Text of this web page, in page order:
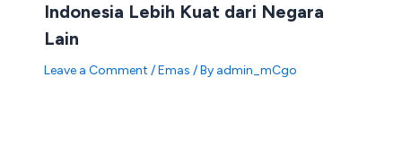
Indonesia Lebih Kuat dari Negara
Lain
Leave a Comment /Emas / By admin_mCgo